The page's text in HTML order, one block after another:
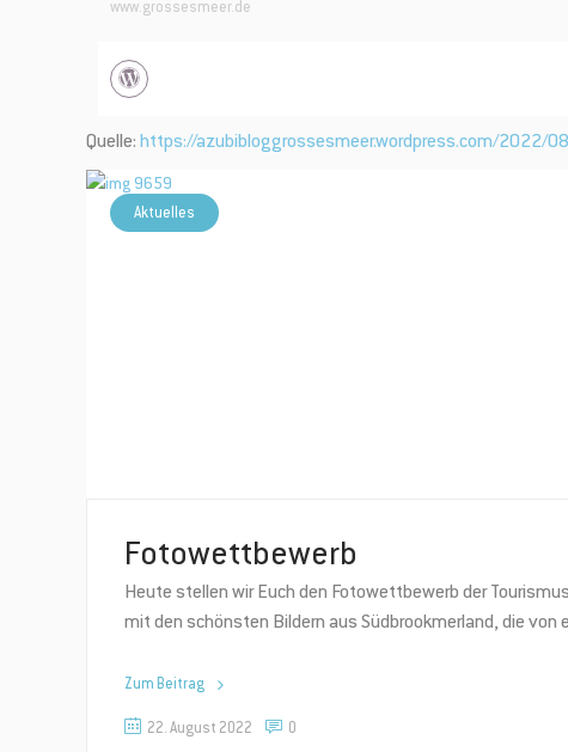
www.grossesmeer.de
Quelle: https://azubibloggrossesmeer.wordpress.com/2022/
Aktuelles
Fotowettbewerb
Heute stellen wir Euch den Fotowettbewerb der
mit den schönsten Bildern aus Südbrookmerland, die von
Zum Beitrag
22. August 2022 0